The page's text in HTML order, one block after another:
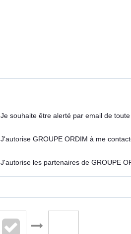
Je souhaite être alerté par email de
J'autorise GROUPE ORDIM à me
J'autorise les partenaires de GROUPE